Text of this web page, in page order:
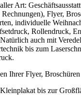
Art:
Flyer,
individuelle
Rollendruck,
auch mit
bis zum
Ihrer Flyer,
bis zur